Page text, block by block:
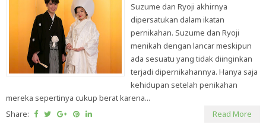
Suzume dan Ryoji akhirnya
dipersatukan dalam ikatan
pernikahan. Suzume dan Ryoji
menikah dengan lancar meskipun
ada sesuatu yang tidak diinginkan
terjadi dipernikahannya. Hanya saja
kehidupan setelah penikahan
mereka sepertinya cukup berat karena...
Share:
Read More